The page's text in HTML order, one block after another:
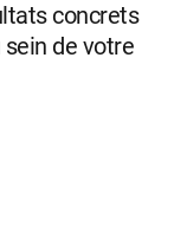
concrets
de votre